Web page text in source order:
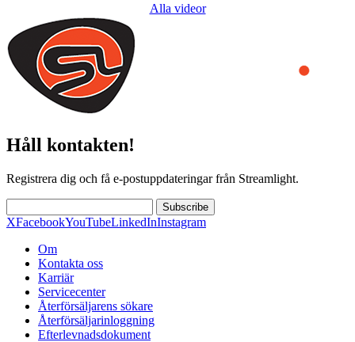
Alla videor
Håll kontakten!
Registrera dig och få e-postuppdateringar från Streamlight.
Subscribe
XFacebookYouTubeLinkedInInstagram
Om
Kontakta oss
Karriär
Servicecenter
Återförsäljarens sökare
Återförsäljarinloggning
Efterlevnadsdokument